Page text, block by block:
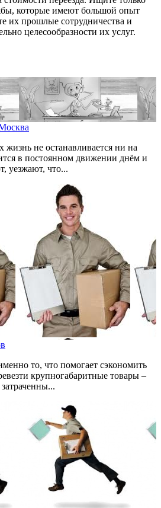
которые имеют большой опыт
их прошлые сотрудничества и
целесообразности их услуг.
не останавливается ни на
в постоянном движении днём и
уезжают, что...
то, что помогает сэкономить
крупногабаритные товары –